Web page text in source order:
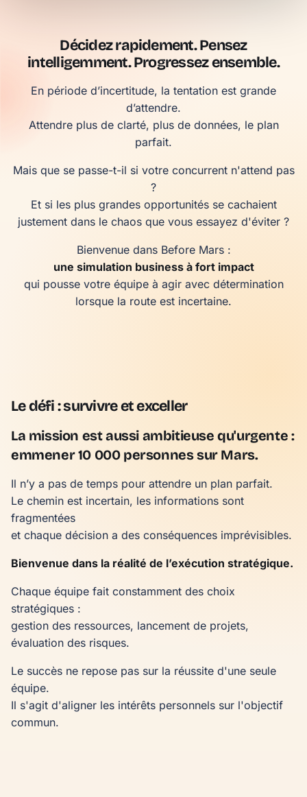
Décidez rapidement. Pensez
intelligemment. Progressez ensemble.
En période d’incertitude, la tentation est grande
d’attendre.
Attendre plus de clarté, plus de données, le plan
parfait.
Mais que se passe-t-il si votre concurrent n'attend pas
?
Et si les plus grandes opportunités se cachaient
justement dans le chaos que vous essayez d'éviter ?
Bienvenue dans Before Mars :
une simulation business à fort impact
qui pousse votre équipe à agir avec détermination
lorsque la route est incertaine.
Le défi : survivre et exceller
La mission est aussi ambitieuse qu'urgente :
emmener 10 000 personnes sur Mars.
Il n’y a pas de temps pour attendre un plan parfait.
Le chemin est incertain, les informations sont
fragmentées
et chaque décision a des conséquences imprévisibles.
Bienvenue dans la réalité de l’exécution stratégique.
Chaque équipe fait constamment des choix
stratégiques :
gestion des ressources, lancement de projets,
évaluation des risques.
Le succès ne repose pas sur la réussite d'une seule
équipe.
Il s'agit d'aligner les intérêts personnels sur l'objectif
commun.